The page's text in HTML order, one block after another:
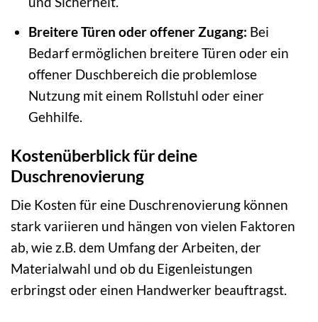
Breitere Türen oder offener Zugang: Bei
Bedarf ermöglichen breitere Türen oder ein
offener Duschbereich die problemlose
Nutzung mit einem Rollstuhl oder einer
Gehhilfe.
Kostenüberblick für deine
Duschrenovierung
Die Kosten für eine Duschrenovierung können
stark variieren und hängen von vielen Faktoren
ab, wie z.B. dem Umfang der Arbeiten, der
Materialwahl und ob du Eigenleistungen
erbringst oder einen Handwerker beauftragst.